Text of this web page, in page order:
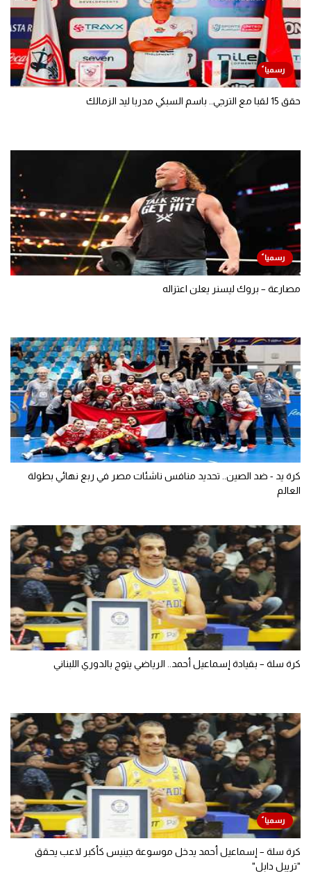
حقق 15 لقبا مع الترجي.. باسم السبكي مدربا ليد الزمالك
مصارعة – بروك ليسنر يعلن اعتزاله
كرة يد - ضد الصين.. تحديد منافس ناشئات مصر في ربع نهائي بطولة
العالم
كرة سلة – بقيادة إسماعيل أحمد.. الرياضي يتوج بالدوري اللبناني
كرة سلة – إسماعيل أحمد يدخل موسوعة جينيس كأكبر لاعب يحقق
"تريبل دابل"